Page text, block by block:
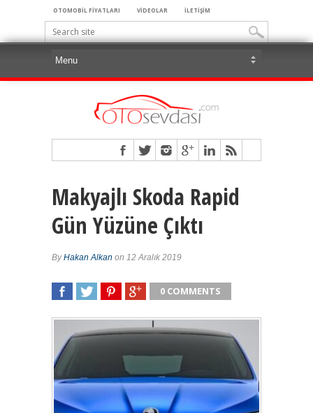
OTOMOBİL FİYATLARI VİDEOLAR İLETİŞİM
Makyajlı Skoda Rapid
Gün Yüzüne Çıktı
ByHakan Alkan on 12 Aralık 2019
0 COMMENTS